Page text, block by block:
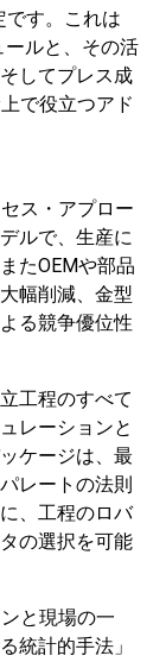
す。これは
ールと、その活
してプレス成
で役立つアド
ス・アプロー
ルで、生産に
たOEMや部品
幅削減、金型
る競争優位性
工程のすべて
レーションと
ケージは、最
レートの法則
、工程のロバ
の選択を可能
と現場の一
統計的手法」